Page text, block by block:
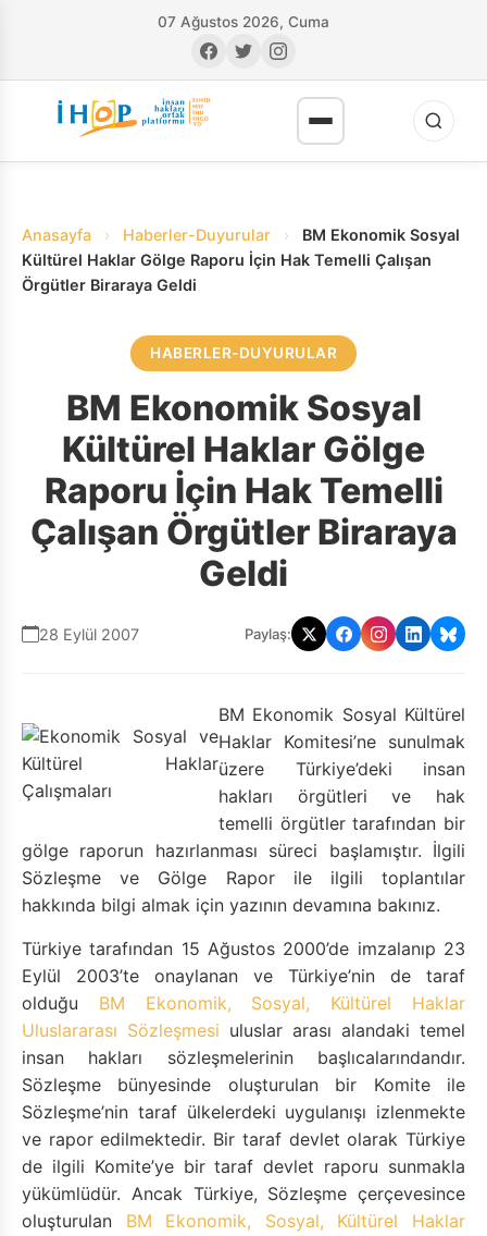
07 Ağustos 2026, Cuma
Anasayfa › Haberler-Duyurular ›
BM Ekonomik Sosyal
Kültürel Haklar Gölge Raporu İçin Hak Temelli Çalışan
Örgütler Biraraya Geldi
HABERLER-DUYURULAR
BM Ekonomik Sosyal
Kültürel Haklar Gölge
Raporu İçin Hak Temelli
Çalışan Örgütler Biraraya
Geldi
28 Eylül 2007 Paylaş:
BM Ekonomik Sosyal Kültürel
Haklar Komitesi’ne sunulmak
üzere Türkiye’deki insan
hakları örgütleri ve hak
temelli örgütler tarafından bir
gölge raporun hazırlanması süreci başlamıştır. İlgili
Sözleşme ve Gölge Rapor ile ilgili toplantılar
hakkında bilgi almak için yazının devamına bakınız.
Türkiye tarafından 15 Ağustos 2000’de imzalanıp 23
Eylül 2003’te onaylanan ve Türkiye’nin de taraf
olduğu BM Ekonomik, Sosyal, Kültürel Haklar
Uluslararası Sözleşmesi uluslar arası alandaki temel
insan hakları sözleşmelerinin başlıcalarındandır.
Sözleşme bünyesinde oluşturulan bir Komite ile
Sözleşme’nin taraf ülkelerdeki uygulanışı izlenmekte
ve rapor edilmektedir. Bir taraf devlet olarak Türkiye
de ilgili Komite’ye bir taraf devlet raporu sunmakla
yükümlüdür. Ancak Türkiye, Sözleşme çerçevesince
oluşturulan BM Ekonomik, Sosyal, Kültürel Haklar